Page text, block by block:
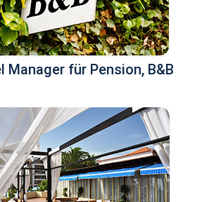
Manager für Pension, B&B